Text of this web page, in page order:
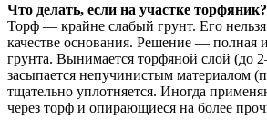
Что делать, если на участке торфяник?
Торф — крайне слабый грунт. Его нельзя
качестве основания. Решение — полная
грунта. Вынимается торфяной слой (до
засыпается непучинистым материалом
тщательно уплотняется. Иногда
через торф и опирающиеся на более